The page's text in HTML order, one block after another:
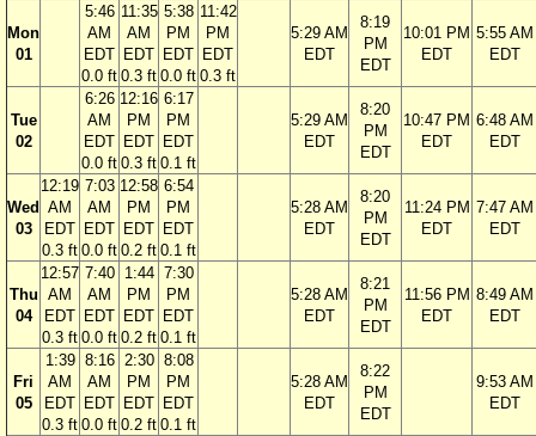
Mon
01
5:46
AM
EDT
0.0 ft
11:35
AM
EDT
0.3 ft
5:38
PM
EDT
0.0 ft
11:42
PM
EDT
0.3 ft
5:29 AM
EDT
8:19
PM
EDT
10:01 PM
EDT
5:55 AM
EDT
Tue
02
6:26
AM
EDT
0.0 ft
12:16
PM
EDT
0.3 ft
6:17
PM
EDT
0.1 ft
5:29 AM
EDT
8:20
PM
EDT
10:47 PM
EDT
6:48 AM
EDT
Wed
03
12:19
AM
EDT
0.3 ft
7:03
AM
EDT
0.0 ft
12:58
PM
EDT
0.2 ft
6:54
PM
EDT
0.1 ft
5:28 AM
EDT
8:20
PM
EDT
11:24 PM
EDT
7:47 AM
EDT
Thu
04
12:57
AM
EDT
0.3 ft
7:40
AM
EDT
0.0 ft
1:44
PM
EDT
0.2 ft
7:30
PM
EDT
0.1 ft
5:28 AM
EDT
8:21
PM
EDT
11:56 PM
EDT
8:49 AM
EDT
Fri
05
1:39
AM
EDT
0.3 ft
8:16
AM
EDT
0.0 ft
2:30
PM
EDT
0.2 ft
8:08
PM
EDT
0.1 ft
5:28 AM
EDT
8:22
PM
EDT
9:53 AM
EDT